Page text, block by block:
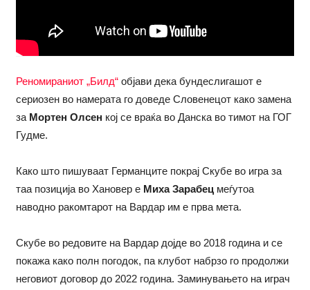
Реномираниот „Билд“ објави дека бундеслигашот е
сериозен во намерата го доведе Словенецот како замена
за Мортен Олсен кој се враќа во Данска во тимот на ГОГ
Гудме.
Како што пишуваат Германците покрај Скубе во игра за
таа позиција во Хановер е Миха Зарабецмеѓутоа
наводно ракомтарот на Вардар им е прва мета.
Скубе во редовите на Вардар дојде во 2018 година и се
покажа како полн погодок, па клубот набрзо го продолжи
неговиот договор до 2022 година. Заминувањето на играч